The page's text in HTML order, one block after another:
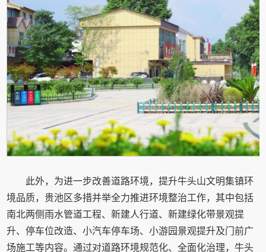
此外，为进一步改善道路环境，提升牛头山文明集镇环
境品质，贵池区多措并举全力推进环境整治工作，其中包括
南北两侧雨水管道工程、新建人行道、新建绿化带景观提
升、停车位改造、小汽车停车场、小游园景观提升及门前广
场施工等内容。通过对道路环境规范化、全面化治理，牛头